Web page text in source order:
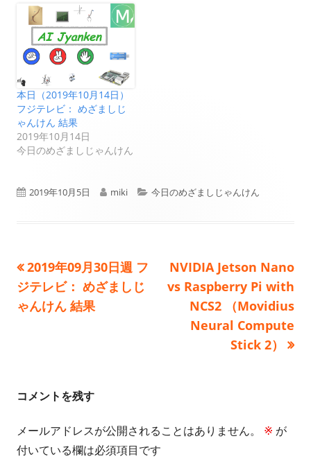
本日（2019年10月14日）
フジテレビ： めざましじ
ゃんけん 結果
2019年10月14日
今日のめざましじゃんけん
公
2019年10月5日
作
miki
カ
今日のめざましじゃんけん
投
稿
ゲ
シ
前
の
記
2019年09月30日週 フ
ジテレビ： めざましじ
ゃんけん 結果
次
の
NVIDIA Jetson Nano
vs Raspberry Pi with
NCS2 （Movidius
Neural Compute
Stick 2）
コメントを残す
メールアドレスが公開されることはありません。 ※ が
付いている欄は必須項目です